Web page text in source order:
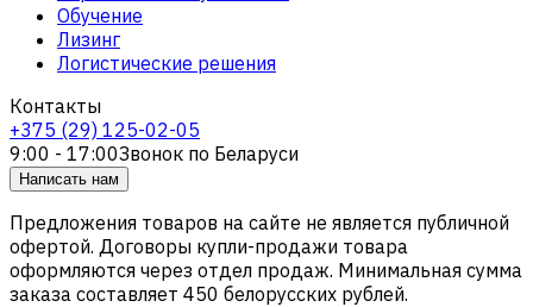
Обучение
Лизинг
Логистические решения
Контакты
+375 (29) 125-02-05
9:00 - 17:00Звонок по Беларуси
Написать нам
Предложения товаров на сайте не является публичной
офертой. Договоры купли-продажи товара
оформляются через отдел продаж. Минимальная сумма
заказа составляет 450 белорусских рублей.